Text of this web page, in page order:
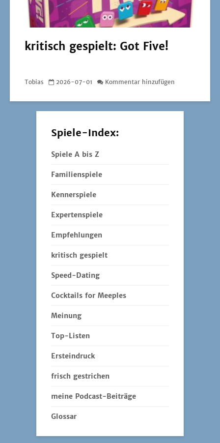
Spiele A bis Z
Familienspiele
Expertenspiele
Empfehlungen
Speed-Dating
Cocktails for Meeples
Top-Listen
Ersteindruck
frisch gestrichen
meine Podcast-Beiträge
Glossar
auch einen Besuch